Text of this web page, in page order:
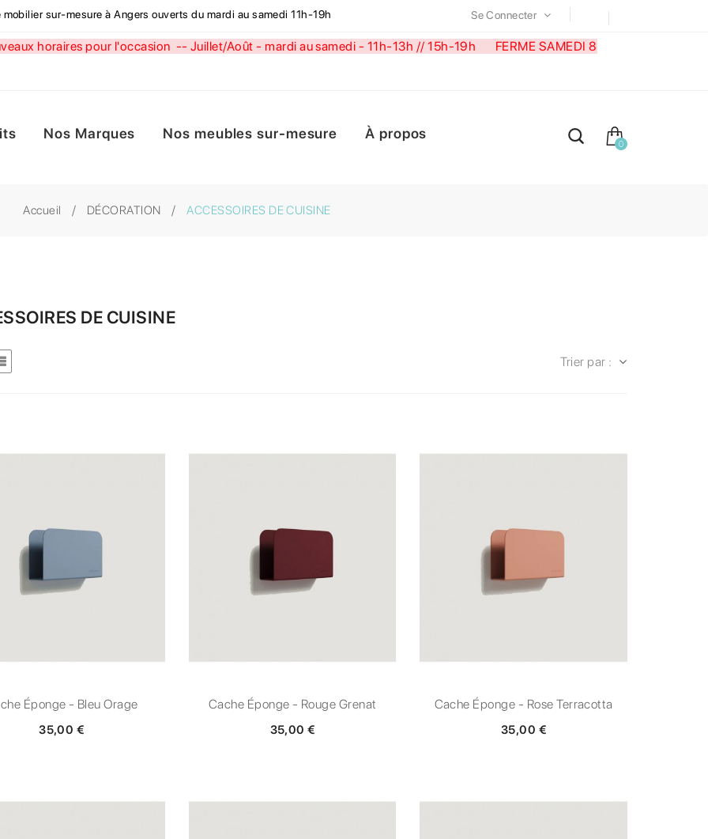
sur-mesure à Angers ouverts du mardi au samedi 11h-19h Se Connecter
horaires pour l'occasion -- Juillet/Août - mardi au samedi - 11h-13h // 15h-19h FERME SAMEDI 8
Nos Marques Nos meubles sur-mesure À propos
0
Accueil DÉCORATION ACCESSOIRES DE CUISINE
DE CUISINE
Trier par :
Éponge - Bleu Orage
35,00 €
Cache Éponge - Rouge Grenat
35,00 €
Cache Éponge - Rose Terracotta
35,00 €